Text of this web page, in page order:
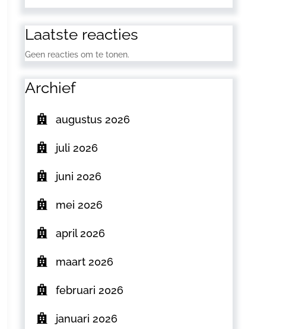
Laatste reacties
Geen reacties om te tonen.
Archief
augustus 2026
juli 2026
juni 2026
mei 2026
april 2026
maart 2026
februari 2026
januari 2026